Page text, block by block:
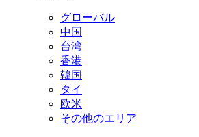
グローバル
中国
台湾
香港
韓国
タイ
欧米
その他のエリア